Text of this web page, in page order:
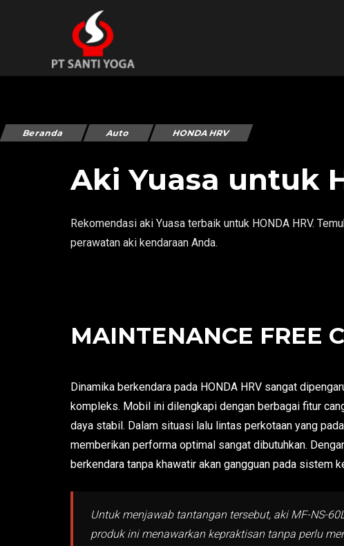
Beranda Auto HONDA HRV
Aki Yuasa untuk
Rekomendasi aki Yuasa terbaik untuk HONDA HRV.
perawatan aki kendaraan Anda.
MAINTENANCE FREE
Dinamika berkendara pada HONDA HRV sangat
kompleks. Mobil ini dilengkapi dengan berbagai fitur
daya stabil. Dalam situasi lalu lintas perkotaan yang
memberikan performa optimal sangat dibutuhkan.
berkendara tanpa khawatir akan gangguan pada sistem
Untuk menjawab tantangan tersebut, aki MF-NS-
produk ini menawarkan kepraktisan tanpa perlu